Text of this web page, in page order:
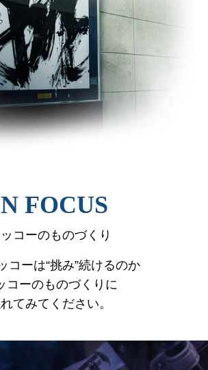
FOCUS
コーのものづくり
コーは“挑み”続けるのか
コーのものづくりに
てみてください。